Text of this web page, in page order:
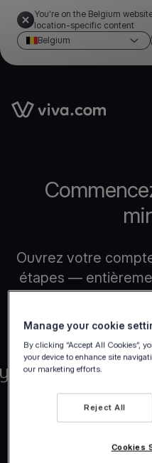
You're on the Belgium
location-specific content
Belgium
Link to the homepage
Ouvrez votre
étapes —
Manage your cookie
By clicking “Accept All Cookies”,
your device to enhance site
our marketing efforts.
Reject All
Cookies